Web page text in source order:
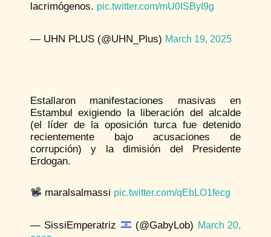
lacrimógenos. pic.twitter.com/mU0ISByI9g
— UHN PLUS (@UHN_Plus) March 19, 2025
Estallaron manifestaciones masivas en
Estambul exigiendo la liberación del alcalde
(el líder de la oposición turca fue detenido
recientemente bajo acusaciones de
corrupción) y la dimisión del Presidente
Erdogan.
maralsalmassi pic.twitter.com/qEbLO1fecg
— SissiEmperatriz (@GabyLob) March 20,